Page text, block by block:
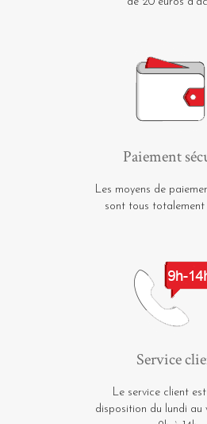
Paiement
Les moyens de
sont tous totalement
Service
Le service client
disposition du lundi au